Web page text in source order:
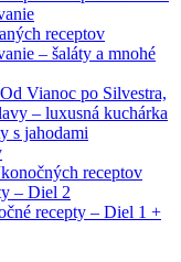
receptov
– šaláty a mnohé
Vianoc po Silvestra,
– luxusná kuchárka
s jahodami
receptov
– Diel 2
recepty – Diel 1 +